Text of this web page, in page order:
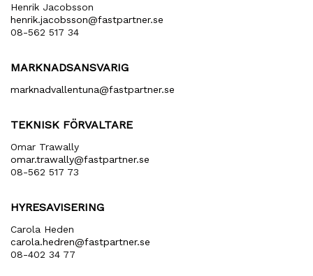
Henrik Jacobsson
henrik​.jacobsson​@fastpartner​.se
08-562 517 34
MARKNADSANSVARIG
marknadvallentuna​@fastpartner​.se
TEKNISK FÖRVALTARE
Omar Trawally
omar.trawally@fastpartner.se
08-562 517 73
HYRESAVISERING
Carola Heden
carola​.hedren​@fastpartner​.se
08-402 34 77